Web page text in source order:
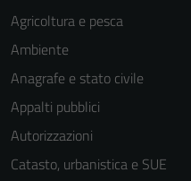
Agricoltura e pesca
Ambiente
Anagrafe e stato civile
Appalti pubblici
Autorizzazioni
Catasto, urbanistica e SUE